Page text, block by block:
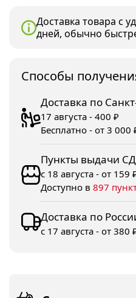
Доставка товара с
дней, обычно
Споcобы
Доставка по
17 августа - 400 ₽
Бесплатно - от 3 000
Пункты выдачи
с 18 августа - от 159
Доступно в 897
Доставка по
с 17 августа - от 380